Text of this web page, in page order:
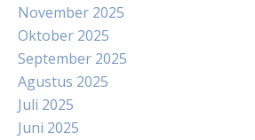
November 2025
Oktober 2025
September 2025
Agustus 2025
Juli 2025
Juni 2025